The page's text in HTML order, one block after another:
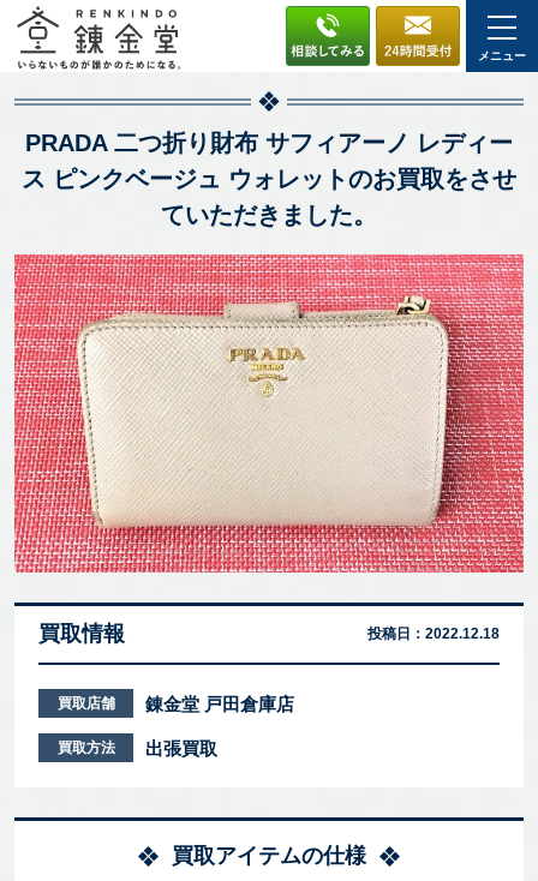
メニュー
PRADA 二つ折り財布 サフィアーノ レディー
ス ピンクベージュ ウォレットのお買取をさせ
ていただきました。
買取情報 投稿日： 2022.12.18
買取店舗 錬金堂 戸田倉庫店
買取方法 出張買取
買取アイテムの仕様